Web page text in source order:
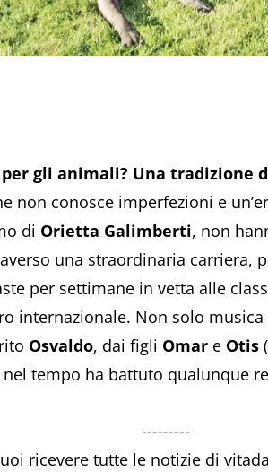
gli animali? Una tradizione
non conosce imperfezioni e
di Orietta Galimberti, non
una straordinaria
per settimane in vetta alle
internazionale. Non solo musica
Osvaldo, dai figli Omar e Otis
tempo ha battuto qualunque
---------
ricevere tutte le notizie di